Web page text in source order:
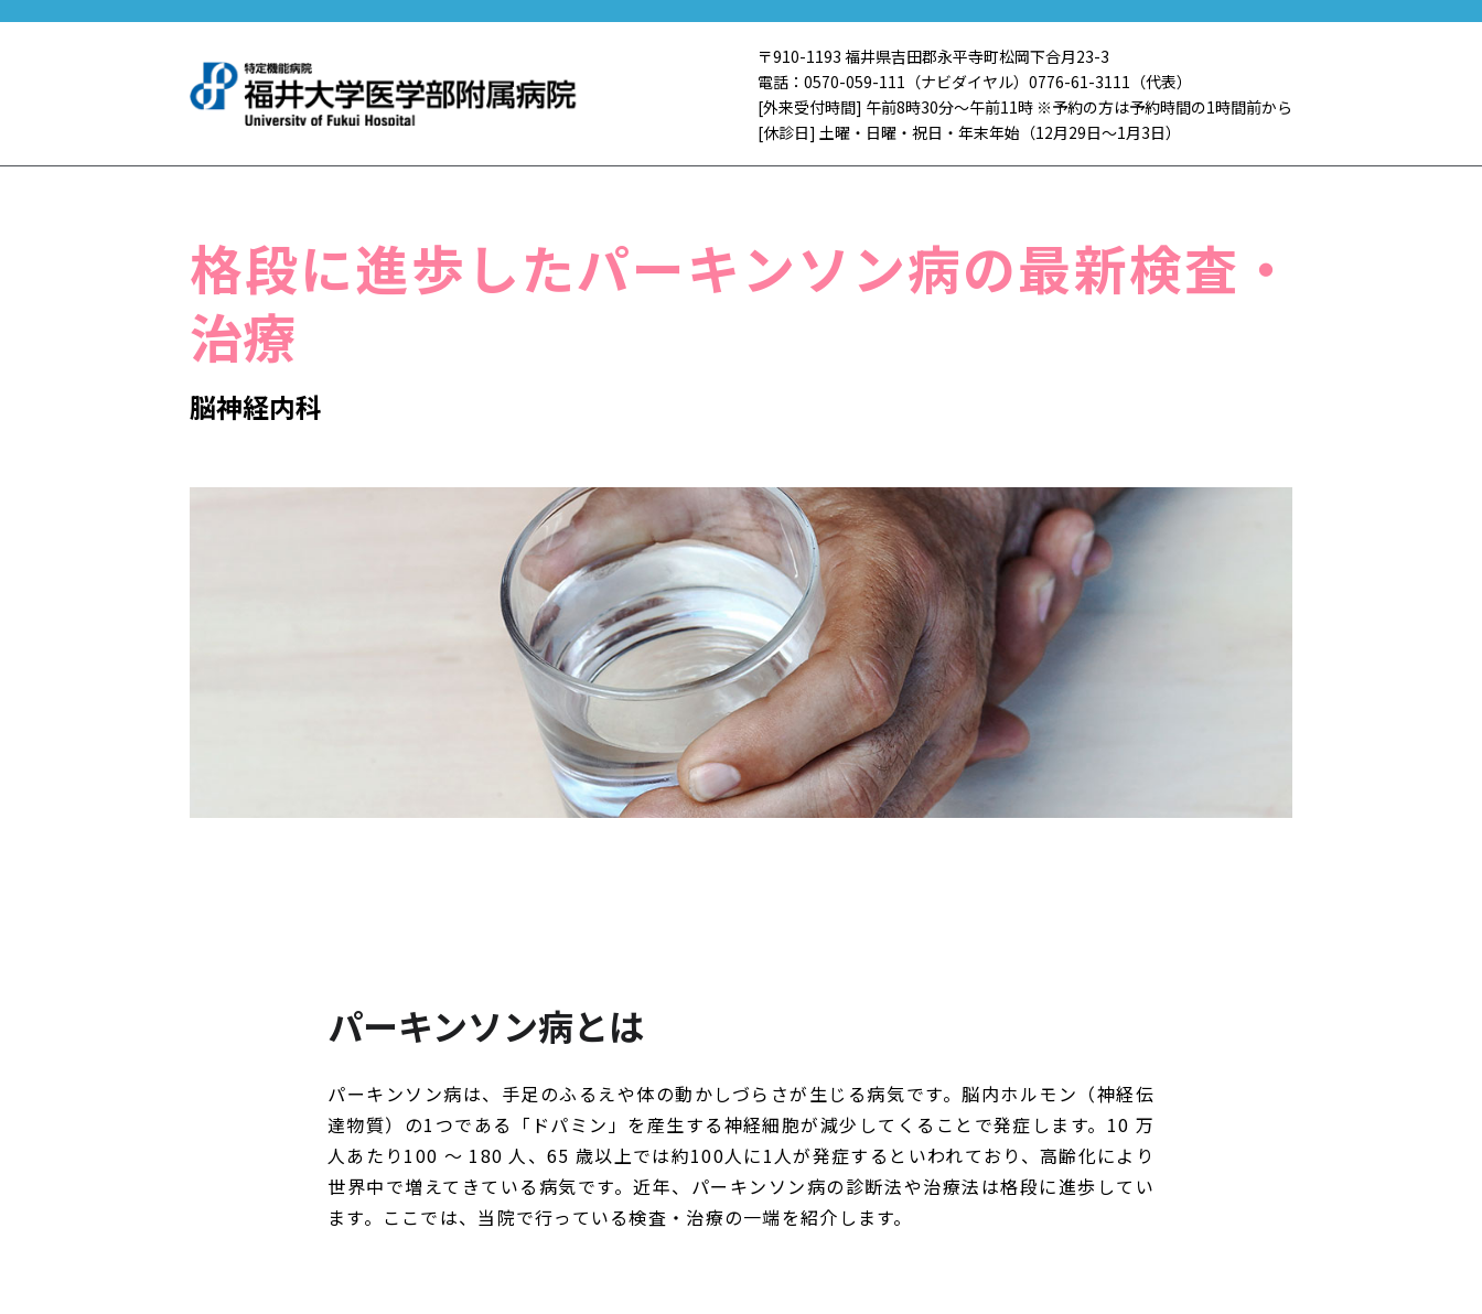
〒910-1193 福井県吉田郡永平寺町松岡下合月23-3
電話：0570-059-111（ナビダイヤル）0776-61-3111（代表）
[外来受付時間] 午前8時30分～午前11時 ※予約の方は予約時間の1時間前から
[休診日] 土曜・日曜・祝日・年末年始（12月29日〜1月3日）
格段に進歩したパーキンソン病の最新検査・
治療
脳神経内科
パーキンソン病とは
パーキンソン病は、手足のふるえや体の動かしづらさが生じる病気です。脳内ホルモン（神経伝
達物質）の1つである「ドパミン」を産生する神経細胞が減少してくることで発症します。10 万
人あたり100 ～ 180 人、65 歳以上では約100人に1人が発症するといわれており、高齢化により
世界中で増えてきている病気です。近年、パーキンソン病の診断法や治療法は格段に進歩してい
ます。ここでは、当院で行っている検査・治療の一端を紹介します。